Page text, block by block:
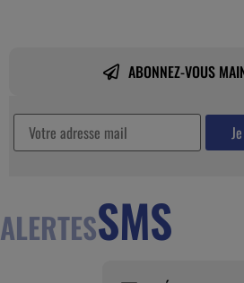
ABONNEZ-VOUS
ALERTESSMS